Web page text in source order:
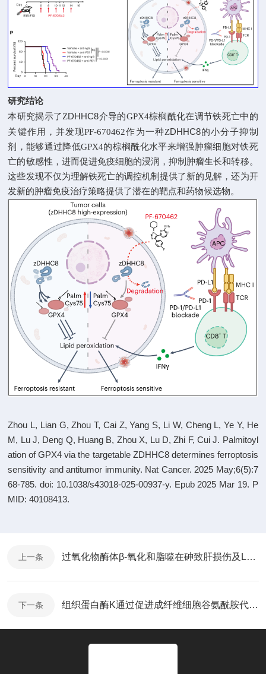
研究结论
本研究揭示了ZDHHC8介导的GPX4棕榈酰化在调节铁死亡中的
关键作用，并发现PF-670462作为一种ZDHHC8的小分子抑制
剂，能够通过降低GPX4的棕榈酰化水平来增强肿瘤细胞对铁死
亡的敏感性，进而促进免疫细胞的浸润，抑制肿瘤生长和转移。
这些发现不仅为理解铁死亡的调控机制提供了新的见解，还为开
发新的肿瘤免疫治疗策略提供了潜在的靶点和药物候选物。
Zhou L, Lian G, Zhou T, Cai Z, Yang S, Li W, Cheng L, Ye Y, He
M, Lu J, Deng Q, Huang B, Zhou X, Lu D, Zhi F, Cui J. Palmitoyl
ation of GPX4 via the targetable ZDHHC8 determines ferroptosis
sensitivity and antitumor immunity. Nat Cancer. 2025 May;6(5):7
68-785. doi: 10.1038/s43018-025-00937-y. Epub 2025 Mar 19. P
MID: 40108413.
上一条 过氧化物酶体β-氧化和脂噬在砷致肝损伤及LA保护中的作用
下一条 组织蛋白酶K通过促进成纤维细胞谷氨酰胺代谢和胶原蛋白合成加重肺纤维化